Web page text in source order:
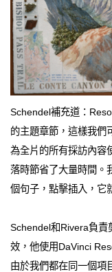
Schendel補充道：
的主題章節，這樣我們
為全片的所有採訪內容
落時節省了大量時間。
個句子，點擊插入，它
Schendel和Rivera負責
效，他使用DaVinci
由於我們都在同一個項